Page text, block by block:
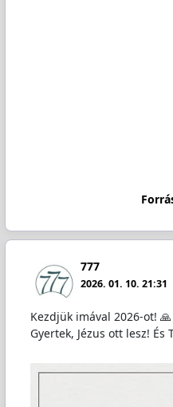
777
2026. 01. 10. 21:31
Kezdjük imával 2026-ot! 🙏
Gyertek, Jézus ott lesz! És